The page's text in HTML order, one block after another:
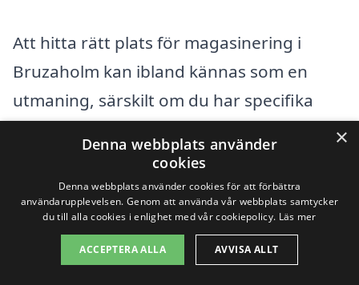
Att hitta rätt plats för magasinering i
Bruzaholm kan ibland kännas som en
utmaning, särskilt om du har specifika
behov eller önskemål. Tur är att det finns
flera alternativ i närliggande städer där
du kan hitta företag som erbjuder
magasineringstjänster av hög kvalitet.
Magasinering är en utmärkt lösning för
×
Denna webbplats använder
cookies
Denna webbplats använder cookies för att förbättra
användarupplevelsen. Genom att använda vår webbplats samtycker
du till alla cookies i enlighet med vår cookiepolicy. Läs mer
ACCEPTERA ALLA AVVISA ALLT